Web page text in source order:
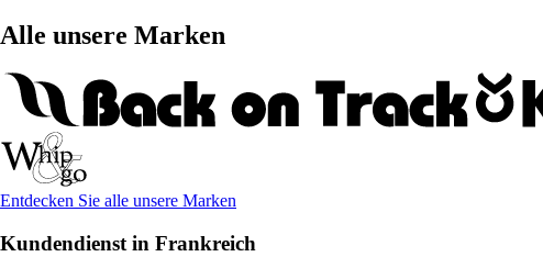
Alle unsere Marken
Entdecken Sie alle unsere Marken
Kundendienst in Frankreich